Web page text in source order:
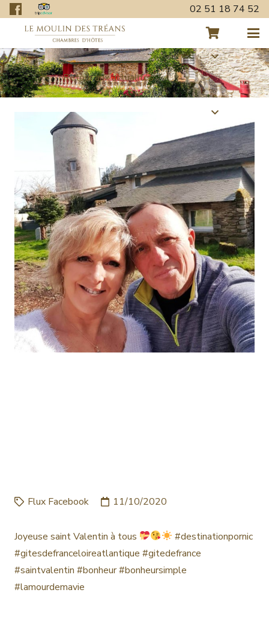
02 51 18 74 52
Retour aux actualités
Flux Facebook 11/10/2020
Joyeuse saint Valentin à tous
#destinationpornic
#gitesdefranceloireatlantique #gitedefrance
#saintvalentin #bonheur#bonheursimple
#lamourdemavie